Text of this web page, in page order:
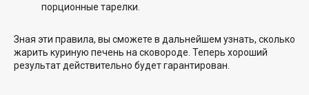
порционные тарелки.
Зная эти правила, вы сможете в дальнейшем узнать, сколько
жарить куриную печень на сковороде. Теперь хороший
результат действительно будет гарантирован.